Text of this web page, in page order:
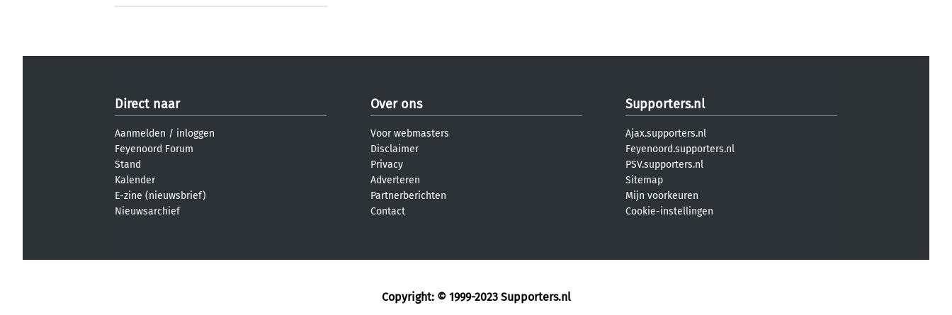
Direct naar
Aanmelden / inloggen
Feyenoord Forum
Stand
Kalender
E-zine (nieuwsbrief)
Nieuwsarchief
Over ons
Voor webmasters
Disclaimer
Privacy
Adverteren
Partnerberichten
Contact
Supporters.nl
Ajax.supporters.nl
Feyenoord.supporters.nl
PSV.supporters.nl
Sitemap
Mijn voorkeuren
Cookie-instellingen
Copyright: © 1999-2023 Supporters.nl